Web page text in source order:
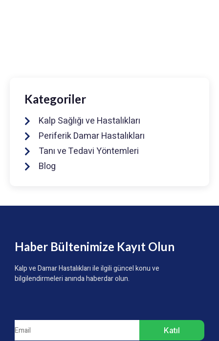
Kategoriler
Kalp Sağlığı ve Hastalıkları
Periferik Damar Hastalıkları
Tanı ve Tedavi Yöntemleri
Blog
Haber Bültenimize Kayıt Olun
Kalp ve Damar Hastalıkları ile ilgili güncel konu ve
bilgilendirmeleri anında haberdar olun.
Katıl